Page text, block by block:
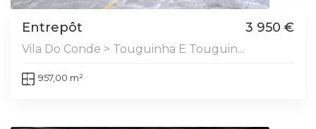
Entrepôt 3 950 €
Vila Do Conde > Touguinha E Touguin...
957,00 m²